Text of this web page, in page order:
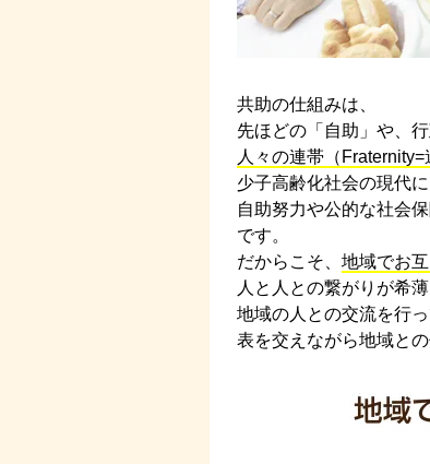
共助の仕組みは、
先ほどの「自助」や、
人々の連帯（Fraternity=
少子高齢化社会の現代に
自助努力や公的な社会
です。
だからこそ、 地域でお
人と人との繋がりが希
地域の人との交流を行
表を交えながら地域と